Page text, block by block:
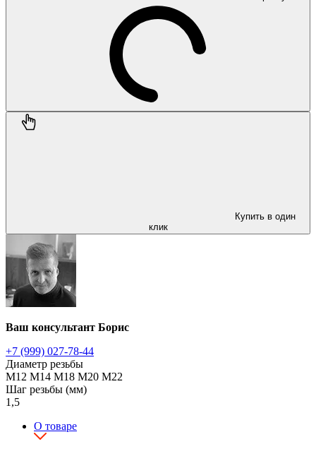
Купить в один
клик
Ваш консультант Борис
+7 (999) 027-78-44
Диаметр резьбы
М12 М14 М18 М20 М22
Шаг резьбы (мм)
1,5
О товаре